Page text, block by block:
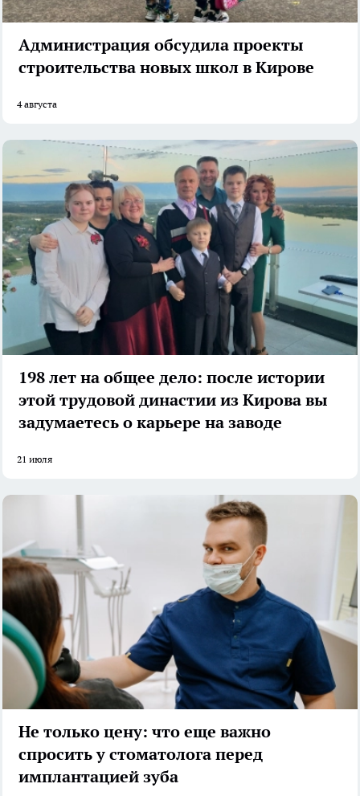
Администрация обсудила проекты
строительства новых школ в Кирове
4 августа
198 лет на общее дело: после истории
этой трудовой династии из Кирова вы
задумаетесь о карьере на заводе
21 июля
Не только цену: что еще важно
спросить у стоматолога перед
имплантацией зуба